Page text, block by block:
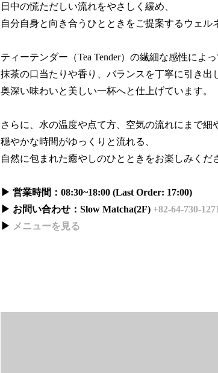
日中の慌ただしい流れをやさしく緩め、
自分自身と向き合うひとときをご提案するウェル
ティーテンダー（Tea Tender）の繊細な感性によっ
抹茶の口当たりや香り、バランスを丁寧に引き出
奥深い味わいと美しい一杯へと仕上げています。
さらに、水の温度や点て方、空気の流れにまで細
穏やかな時間がゆっくりと流れる、
自然に包まれた癒やしのひとときをお楽しみくだ
▶ 営業時間：08:30~18:00 (Last Order: 17:00)
▶ お問い合わせ：Slow Matcha(2F) +82-64-730-
▶ メニューを見る